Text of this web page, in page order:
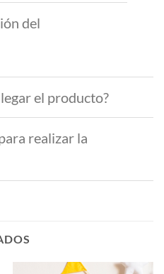
del
el producto?
realizar la